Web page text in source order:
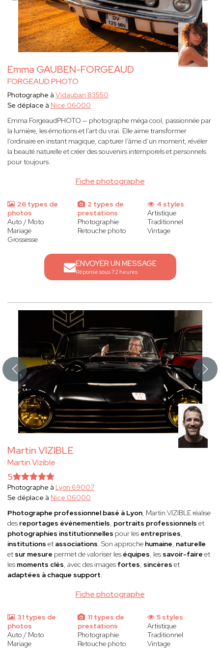
Emma GAUBEN-FORGEAUD
FORGEAUD PHOTO
Fiche photographe
Photographe à Vidauban 83550
Se déplace à Nice 06000
Emma ForgeaudPHOTO — photographe méga cool, passionnée par
la lumière, les émotions et l’art du vrai. Elle aime transformer
l’ordinaire en instant magique, capturer l’âme d’un moment, révéler
la beauté naturelle et créer des souvenirs intemporels et personnels
pour toujours.
26 types de
photos
Auto / Moto
Mariage
Grossesse
2 types de
prestations
Photographie
Retouche photo
4 styles
Artistique
Traditionnel
Vintage
ENVOYER UN MESSAGE
Réponse sous 72 heures
Martin VIZIBLE
Martin Vizible
Fiche photographe
5
Photographe à Lyon 69007
Se déplace à Nice 06000
Photographe professionnel basé à Lyon, Martin VIZIBLE réalise
des reportages événementiels, portraits professionnels et
photographies institutionnelles pour les entreprises,
institutions et associations. Son approche humaine, naturelle
et sur mesure permet de valoriser les équipes, les savoir-faire et
les moments clés, avec des images fortes, sincères et
adaptées à chaque support.
31 types de
photos
Auto / Moto
Mariage
11 types de
prestations
Photographie
Retouche photo
5 styles
Artistique
Traditionnel
Vintage